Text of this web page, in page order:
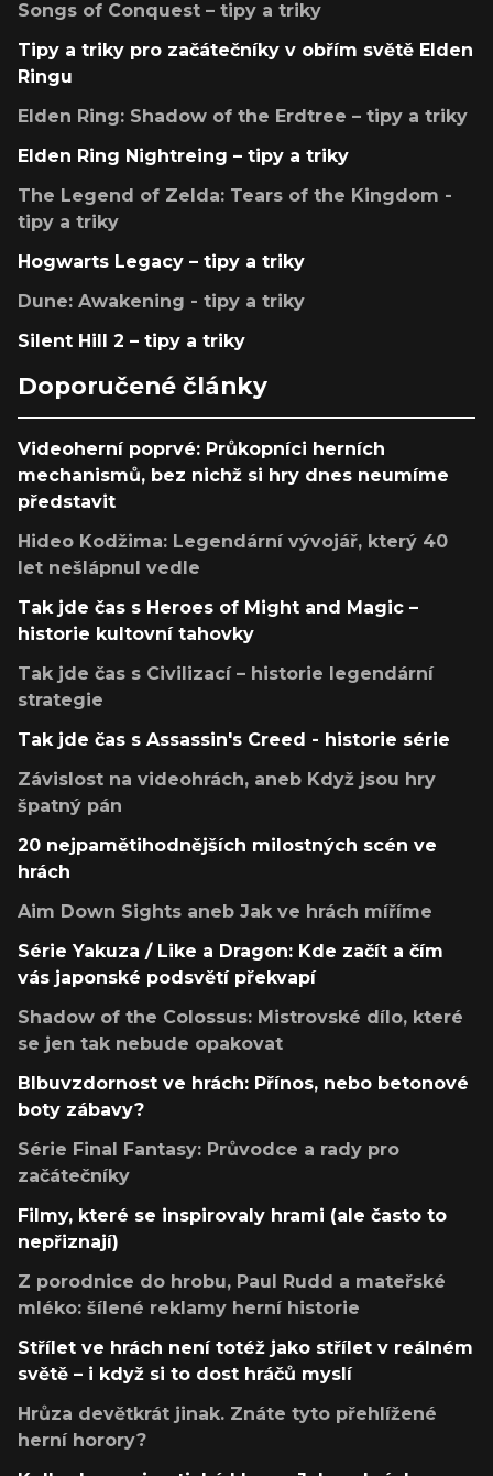
Songs of Conquest – tipy a triky
Tipy a triky pro začátečníky v obřím světě Elden
Ringu
Elden Ring: Shadow of the Erdtree – tipy a triky
Elden Ring Nightreing – tipy a triky
The Legend of Zelda: Tears of the Kingdom -
tipy a triky
Hogwarts Legacy – tipy a triky
Dune: Awakening - tipy a triky
Silent Hill 2 – tipy a triky
Doporučené články
Videoherní poprvé: Průkopníci herních
mechanismů, bez nichž si hry dnes neumíme
představit
Hideo Kodžima: Legendární vývojář, který 40
let nešlápnul vedle
Tak jde čas s Heroes of Might and Magic –
historie kultovní tahovky
Tak jde čas s Civilizací – historie legendární
strategie
Tak jde čas s Assassin's Creed - historie série
Závislost na videohrách, aneb Když jsou hry
špatný pán
20 nejpamětihodnějších milostných scén ve
hrách
Aim Down Sights aneb Jak ve hrách míříme
Série Yakuza / Like a Dragon: Kde začít a čím
vás japonské podsvětí překvapí
Shadow of the Colossus: Mistrovské dílo, které
se jen tak nebude opakovat
Blbuvzdornost ve hrách: Přínos, nebo betonové
boty zábavy?
Série Final Fantasy: Průvodce a rady pro
začátečníky
Filmy, které se inspirovaly hrami (ale často to
nepřiznají)
Z porodnice do hrobu, Paul Rudd a mateřské
mléko: šílené reklamy herní historie
Střílet ve hrách není totéž jako střílet v reálném
světě – i když si to dost hráčů myslí
Hrůza devětkrát jinak. Znáte tyto přehlížené
herní horory?